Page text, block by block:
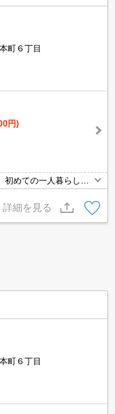
町６丁目
円)
初めての一人暮らしは
合わせください!。
詳細を見る
町６丁目